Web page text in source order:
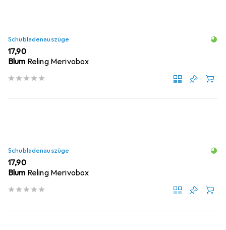
Schubladenauszüge
EUR
17,90
Blum Reling Merivobox
Schubladenauszüge
EUR
17,90
Blum Reling Merivobox